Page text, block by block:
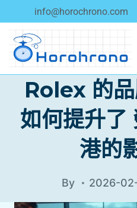
info@horochrono.com
Rolex 的品
如何提升了
港的
By 2026-